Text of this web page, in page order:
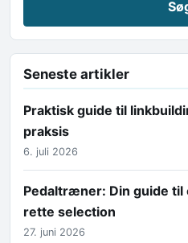
Seneste artikler
Praktisk guide til
praksis
6. juli 2026
Pedaltræner: Din guide
rette selection
27. juni 2026